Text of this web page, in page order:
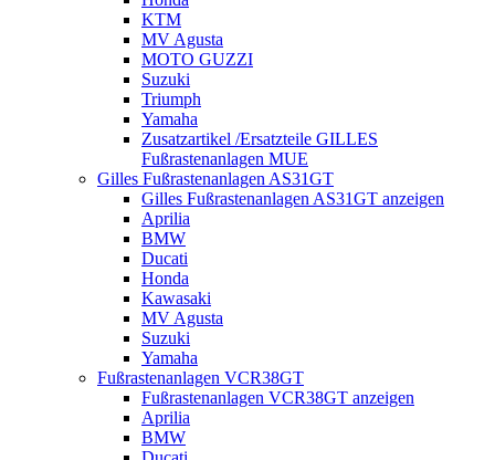
KTM
MV Agusta
MOTO GUZZI
Suzuki
Triumph
Yamaha
Zusatzartikel /Ersatzteile GILLES
Fußrastenanlagen MUE
Gilles Fußrastenanlagen AS31GT
Gilles Fußrastenanlagen AS31GT anzeigen
Aprilia
BMW
Ducati
Honda
Kawasaki
MV Agusta
Suzuki
Yamaha
Fußrastenanlagen VCR38GT
Fußrastenanlagen VCR38GT anzeigen
Aprilia
BMW